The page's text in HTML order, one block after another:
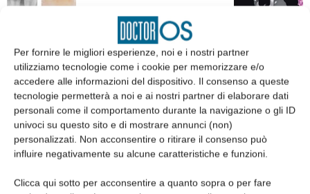
Per fornire le migliori esperienze, noi e i nostri partner
utilizziamo tecnologie come i cookie per memorizzare e/o
accedere alle informazioni del dispositivo. Il consenso a queste
tecnologie permetterà a noi e ai nostri partner di elaborare dati
personali come il comportamento durante la navigazione o gli ID
univoci su questo sito e di mostrare annunci (non)
personalizzati. Non acconsentire o ritirare il consenso può
influire negativamente su alcune caratteristiche e funzioni.
Clicca qui sotto per acconsentire a quanto sopra o per fare
EDICOLA